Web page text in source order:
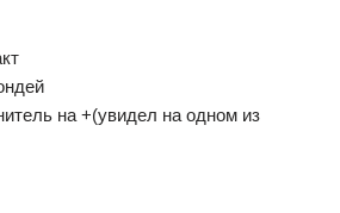
на +(увидел на одном из